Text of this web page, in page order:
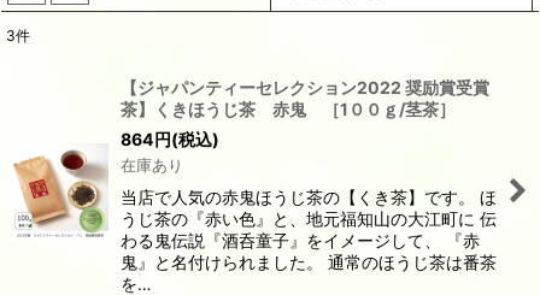
絞り込む
3件
【ジャパンティーセレクション2022 奨励賞受賞
茶】くきほうじ茶 赤鬼 ［1００ｇ/茎茶］
864円(税込)
在庫あり
当店で人気の赤鬼ほうじ茶の【くき茶】です。 ほ
うじ茶の『赤い色』と、地元福知山の大江町に 伝
わる鬼伝説『酒呑童子』をイメージして、 『赤
鬼』と名付けられました。 通常のほうじ茶は番茶
を…